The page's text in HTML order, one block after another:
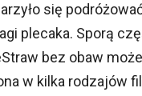
się
plecaka. Sporą
bez obaw
w kilka rodzajów